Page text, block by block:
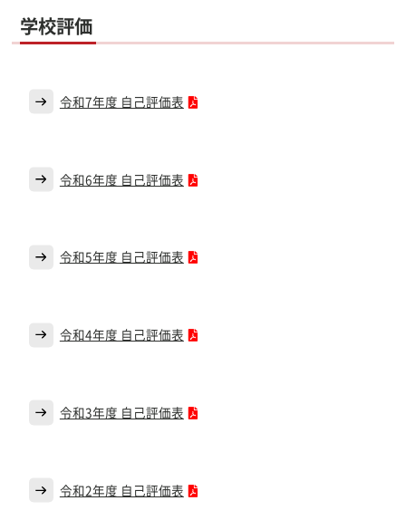
学校評価
令和7年度 自己評価表
令和6年度 自己評価表
令和5年度 自己評価表
令和4年度 自己評価表
令和3年度 自己評価表
令和2年度 自己評価表